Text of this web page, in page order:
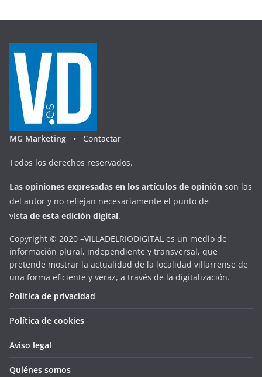
MG Marketing • Contactar
Todos los derechos reservados.
Las opiniones expresadas en los artículos de opinión son las
del autor y no reflejan necesariamente el punto de
vista de esta edición digital.
Copyright © 2020 –VILLADELRIODIGITAL es un medio de
información plural, independiente y transversal, que
pretende mostrar la actualidad de la localidad villarrense de
una forma eficiente y veraz, a través de la digitalización.
Política de privacidad
Política de cookies
Aviso legal
Quiénes somos